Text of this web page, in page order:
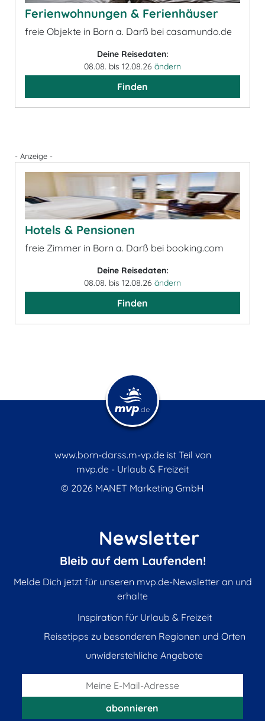
Ferienwohnungen & Ferienhäuser
freie Objekte in Born a. Darß bei casamundo.de
Deine Reisedaten:
08.08. bis 12.08.26 ändern
Finden
- Anzeige -
Hotels & Pensionen
freie Zimmer in Born a. Darß bei booking.com
Deine Reisedaten:
08.08. bis 12.08.26 ändern
Finden
www.born-darss.m-vp.de ist Teil von
mvp.de - Urlaub & Freizeit
© 2026 MANET Marketing GmbH
Newsletter
Bleib auf dem Laufenden!
Melde Dich jetzt für unseren mvp.de-Newsletter an und
erhalte
Inspiration für Urlaub & Freizeit
Reisetipps zu besonderen Regionen und Orten
unwiderstehliche Angebote
abonnieren